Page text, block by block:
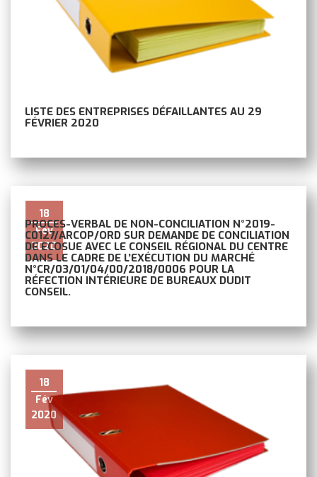
LISTE DES ENTREPRISES DÉFAILLANTES AU 29
FÉVRIER 2020
18
Fév
2020
PROCES-VERBAL DE NON-CONCILIATION N°2019-
C0127/ARCOP/ORD SUR DEMANDE DE CONCILIATION
DE ECOSUE AVEC LE CONSEIL RÉGIONAL DU CENTRE
DANS LE CADRE DE L’EXÉCUTION DU MARCHÉ
N°CR/03/01/04/00/2018/0006 POUR LA
RÉFECTION INTÉRIEURE DE BUREAUX DUDIT
CONSEIL.
18
Fév
2020